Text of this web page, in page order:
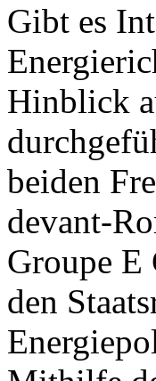
Gibt es
Hinblick
beiden
devant-
Groupe E
den